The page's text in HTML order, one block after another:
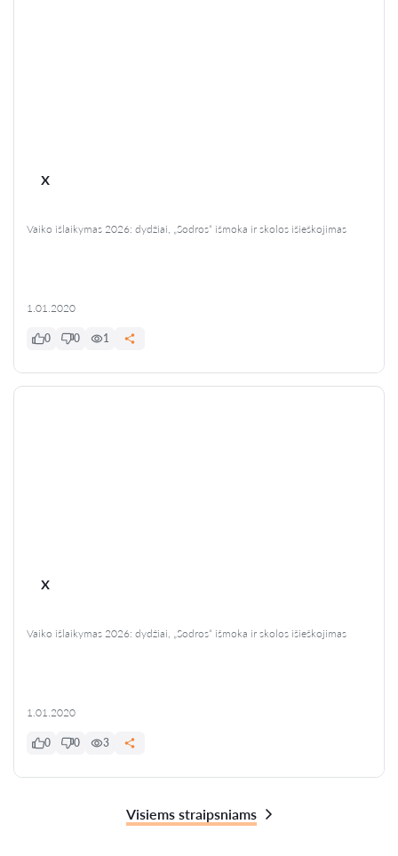
x
Vaiko išlaikymas 2026: dydžiai, „Sodros“ išmoka ir skolos išieškojimas
1.01.2020
0 0 1
x
Vaiko išlaikymas 2026: dydžiai, „Sodros“ išmoka ir skolos išieškojimas
1.01.2020
0 0 3
Visiems straipsniams